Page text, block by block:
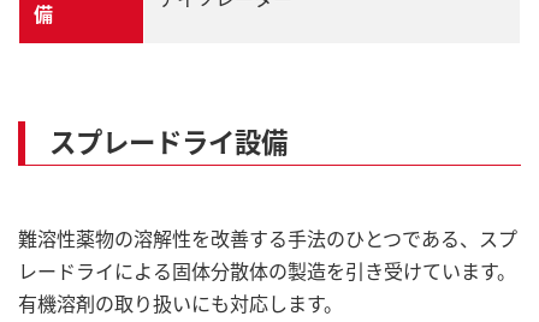
備
スプレードライ設備
難溶性薬物の溶解性を改善する手法のひとつである、スプ
レードライによる固体分散体の製造を引き受けています。
有機溶剤の取り扱いにも対応します。